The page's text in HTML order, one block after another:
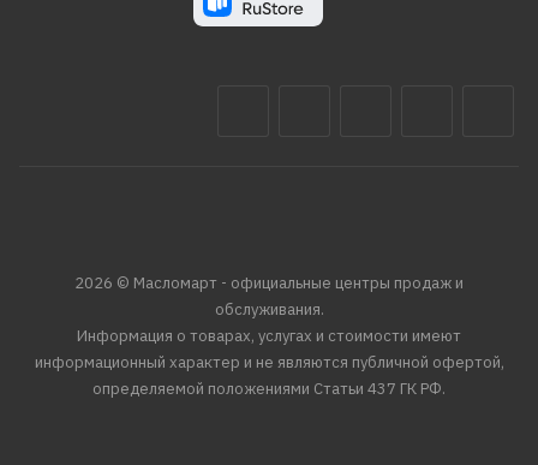
2026 © Масломарт - официальные центры продаж и
обслуживания.
Информация о товарах, услугах и стоимости имеют
информационный характер и не являются публичной офертой,
определяемой положениями Статьи 437 ГК РФ.